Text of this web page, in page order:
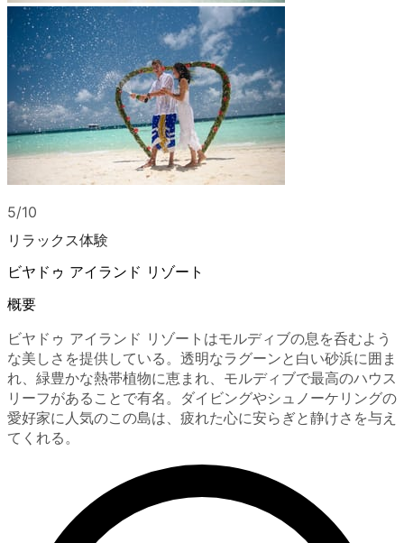
5/10
リラックス体験
ビヤドゥ アイランド リゾート
概要
ビヤドゥ アイランド リゾートはモルディブの息を呑むよう
な美しさを提供している。透明なラグーンと白い砂浜に囲ま
れ、緑豊かな熱帯植物に恵まれ、モルディブで最高のハウス
リーフがあることで有名。ダイビングやシュノーケリングの
愛好家に人気のこの島は、疲れた心に安らぎと静けさを与え
てくれる。